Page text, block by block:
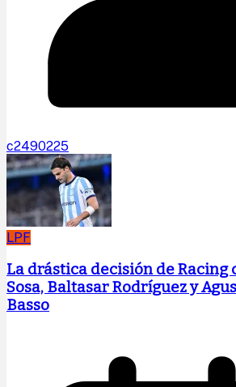
c2490225
LPF
La drástica decisión de Racing
Sosa, Baltasar Rodríguez y
Basso